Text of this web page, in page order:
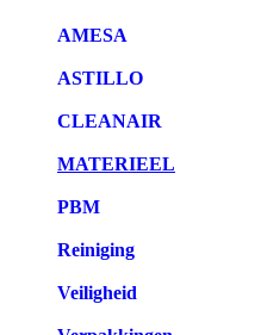
AMESA
ASTILLO
CLEANAIR
MATERIEEL
PBM
Reiniging
Veiligheid